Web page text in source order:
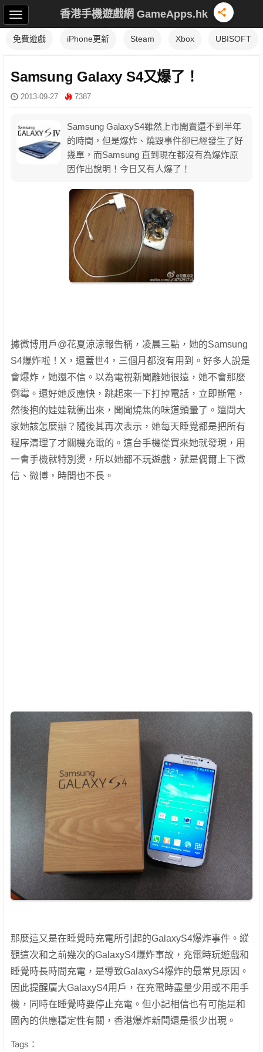
香港手機遊戲網 GameApps.hk
免費遊戲 iPhone更新 Steam Xbox UBISOFT
Samsung Galaxy S4又爆了！
2013-09-27 7387
Samsung GalaxyS4雖然上市開賣還不到半年
的時間，但是爆炸、燒毀事件卻已經發生了好
幾單，而Samsung 直到現在都沒有為爆炸原
因作出說明！今日又有人爆了！
據微博用戶@花夏涼涼報告稱，凌晨三點，她的Samsung
S4爆炸啦！X，還蓋世4，三個月都沒有用到。好多人說是
會爆炸，她還不信。以為電視新聞離她很遠，她不會那麼
倒霉。還好她反應快，跳起來一下打掉電話，立即斷電，
然後抱的娃娃就衝出來，聞聞燒焦的味道頭暈了。還問大
家她該怎麼辦？ 隨後其再次表示，她每天睡覺都是把所有
程序清理了才關機充電的。這台手機從買來她就發現，用
一會手機就特別燙，所以她都不玩遊戲，就是偶爾上下微
信、微博，時間也不長。
那麼這又是在睡覺時充電所引起的GalaxyS4爆炸事件。縱
觀這次和​​之前幾次的GalaxyS4爆炸事故，充電時玩遊戲和
睡覺時長時間充電，是導致GalaxyS4爆炸的最常見原因。
因此提醒廣大GalaxyS4用戶，在充電時盡量少用或不用手
機，同時在睡覺時要停止充電。但小記相信也有可能是和
國內的供應穩定性有關，香港爆炸新聞還是很少出現。
Tags：